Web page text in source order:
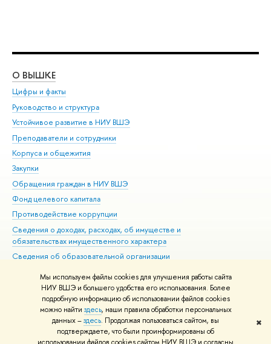
Мы используем файлы cookies для улучшения работы сайта
НИУ ВШЭ и большего удобства его использования. Более
подробную информацию об использовании файлов cookies
можно найти здесь, наши правила обработки персональных
данных –здесь. Продолжая пользоваться сайтом, вы
подтверждаете, что были проинформированы об
✖
О ВЫШКЕ
Цифры и факты
Руководство и структура
Устойчивое развитие в НИУ ВШЭ
Преподаватели и сотрудники
Корпуса и общежития
Закупки
Обращения граждан в НИУ ВШЭ
Фонд целевого капитала
Противодействие коррупции
Сведения о доходах, расходах, об имуществе и
обязательствах имущественного характера
Сведения об образовательной организации
Людям с ограниченными возможностями здоровья
Единая платежная страница
Работа в Вышке